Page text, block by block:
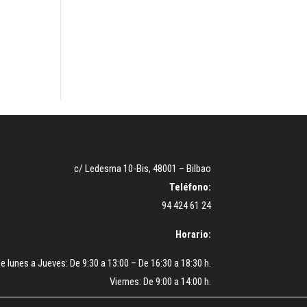
c/ Ledesma 10-Bis, 48001 – Bilbao
Teléfono:
94 424 61 24
Horario:
lunes a Jueves: De 9:30 a 13:00 – De 16:30 a 18:30 h.
Viernes: De 9:00 a 14:00 h.